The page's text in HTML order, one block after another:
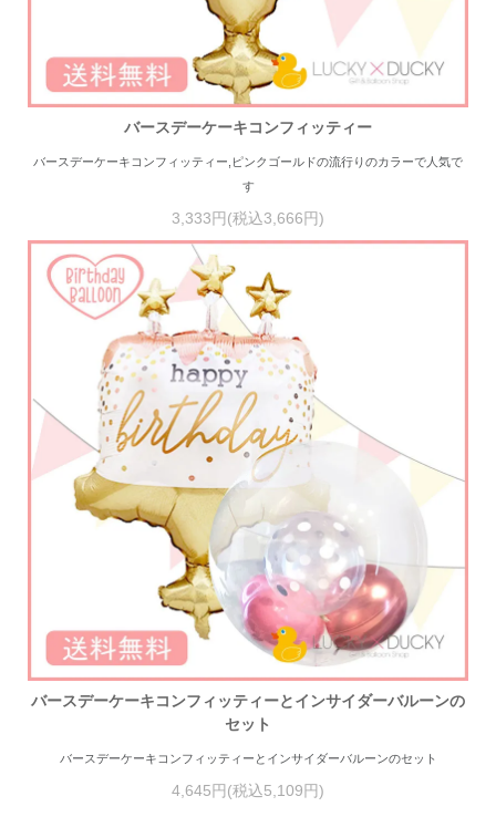
バースデーケーキコンフィッティー
バースデーケーキコンフィッティー,ピンクゴールドの流行りのカラーで人気で
す
3,333円(税込3,666円)
バースデーケーキコンフィッティーとインサイダーバルーンの
セット
バースデーケーキコンフィッティーとインサイダーバルーンのセット
4,645円(税込5,109円)